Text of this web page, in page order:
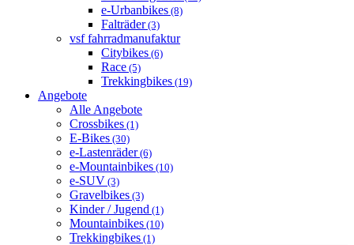
e-Urbanbikes (8)
Falträder(3)
vsf fahrradmanufaktur
Citybikes (6)
Race (5)
Trekkingbikes (19)
Angebote
Alle Angebote
Crossbikes (1)
E-Bikes (30)
e-Lastenräder(6)
e-Mountainbikes (10)
e-SUV (3)
Gravelbikes (3)
Kinder / Jugend (1)
Mountainbikes (10)
Trekkingbikes (1)